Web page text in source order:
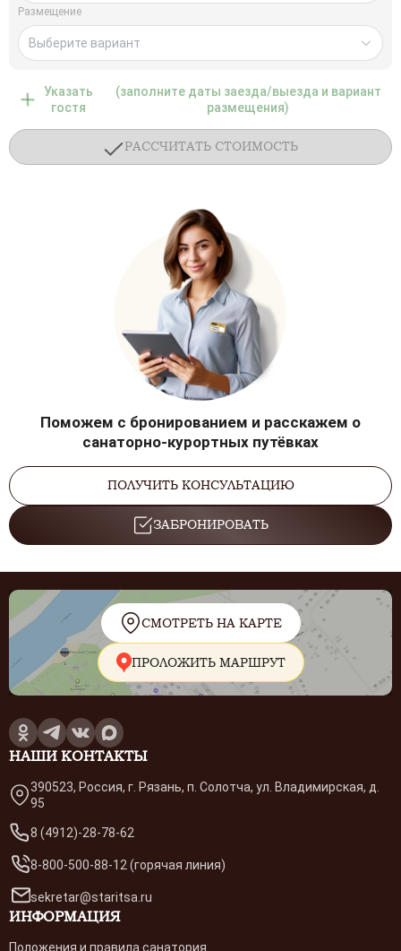
Размещение
Выберите вариант
Указать
гостя
(заполните даты заезда/выезда и вариант
размещения)
РАССЧИТАТЬ СТОИМОСТЬ
Поможем с бронированием и расскажем о
санаторно-курортных путёвках
ПОЛУЧИТЬ КОНСУЛЬТАЦИЮ
ЗАБРОНИРОВАТЬ
СМОТРЕТЬ НА КАРТЕ
ПРОЛОЖИТЬ МАРШРУТ
НАШИ КОНТАКТЫ
390523, Россия, г. Рязань, п. Солотча, ул. Владимирская, д.
95
8 (4912)-28-78-62
8-800-500-88-12 (горячая линия)
sekretar@staritsa.ru
ИНФОРМАЦИЯ
Положения и правила санатория